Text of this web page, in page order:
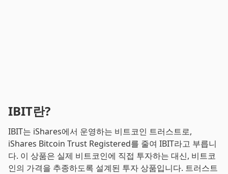
IBIT란?
IBIT는 iShares에서 운영하는 비트코인 트러스트로,
iShares Bitcoin Trust Registered를 줄여 IBIT라고 부릅니
다. 이 상품은 실제 비트코인에 직접 투자하는 대신, 비트코
인의 가격을 추종하도록 설계된 투자 상품입니다. 트러스트